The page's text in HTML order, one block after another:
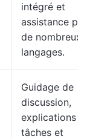
intégré et
assistance
de nombreux
langages.
Guidage de
discussion,
explications
tâches et